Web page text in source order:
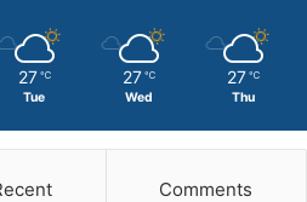
27 ℃
Tue
27 ℃
Wed
27 ℃
Thu
Comments